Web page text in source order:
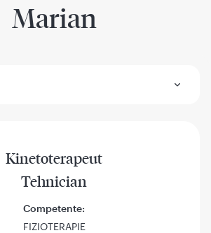
Marian
Kinetoterapeut
Tehnician
Competente:
FIZIOTERAPIE